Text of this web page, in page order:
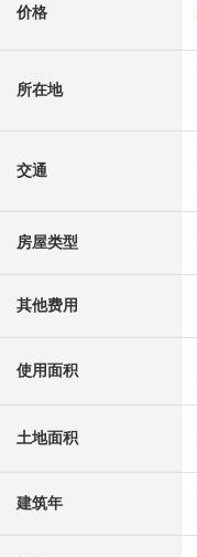
价格
所在地
交通
房屋类型
其他费用
使用面积
土地面积
建筑年